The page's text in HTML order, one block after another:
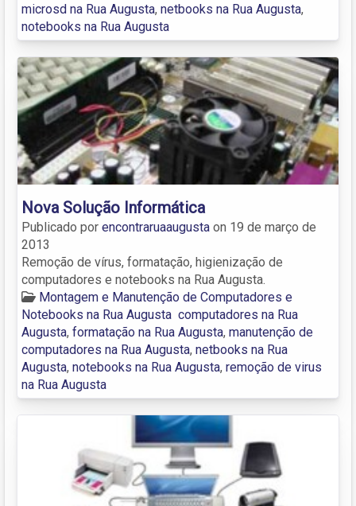
microsd na Rua Augusta, netbooks na Rua Augusta,
notebooks na Rua Augusta
Nova Solução Informática
Publicado por encontraruaaugusta on 19 de março de
2013
Remoção de vírus, formatação, higienização de
computadores e notebooks na Rua Augusta.
Montagem e Manutenção de Computadores e
Notebooks na Rua Augusta computadores na Rua
Augusta, formatação na Rua Augusta, manutenção de
computadores na Rua Augusta, netbooks na Rua
Augusta, notebooks na Rua Augusta, remoção de virus
na Rua Augusta